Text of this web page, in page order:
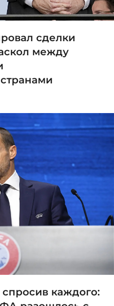
сделки
между
каждого: